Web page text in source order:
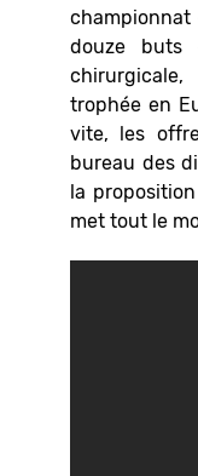
douze buts
trophée en
vite, les
bureau des
la
met tout le